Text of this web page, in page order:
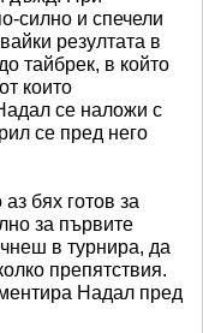
силно и спечели
резултата в
тайбрек, в който
които
се наложи с
се пред него
бях готов за
за първите
в турнира, да
препятствия.
Надал пред